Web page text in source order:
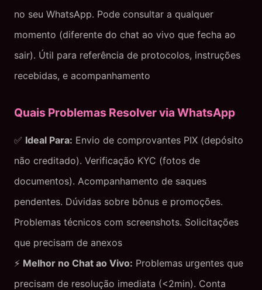
no seu WhatsApp. Pode consultar a qualquer
momento (diferente do chat ao vivo que fecha ao
sair). Útil para referência de protocolos, instruções
recebidas, e acompanhamento
Quais Problemas Resolver via WhatsApp
✅ Ideal Para: Envio de comprovantes PIX (depósito
não creditado). Verificação KYC (fotos de
documentos). Acompanhamento de saques
pendentes. Dúvidas sobre bônus e promoções.
Problemas técnicos com screenshots. Solicitações
que precisam de anexos
⚡ Melhor no Chat ao Vivo: Problemas urgentes que
precisam de resolução imediata (<2min). Conta